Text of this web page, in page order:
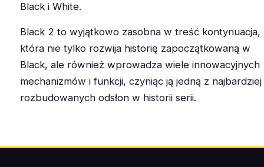
Black i White.
Black 2 to wyjątkowo zasobna w treść kontynuacja,
która nie tylko rozwija historię zapoczątkowaną w
Black, ale również wprowadza wiele innowacyjnych
mechanizmów i funkcji, czyniąc ją jedną z najbardziej
rozbudowanych odsłon w historii serii.